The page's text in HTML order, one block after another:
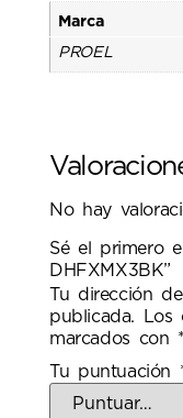
Marca
PROEL
No hay
Sé el primero
DHFXMX3BK”
Tu dirección
publicada.
Los
marcados con *
Tu puntuación